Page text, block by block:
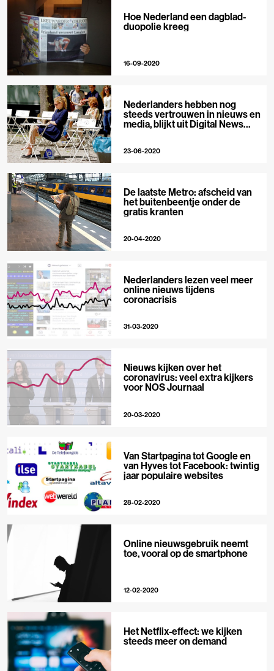
Hoe Nederland een dagblad-
duopolie kreeg
16-09-2020
Nederlanders hebben nog
steeds vertrouwen in nieuws en
media, blijkt uit Digital News
23-06-2020
De laatste Metro: afscheid van
het buitenbeentje onder de
gratis kranten
20-04-2020
Nederlanders lezen veel meer
online nieuws tijdens
coronacrisis
31-03-2020
Nieuws kijken over het
coronavirus: veel extra kijkers
voor NOS Journaal
20-03-2020
Van Startpagina tot Google en
van Hyves tot Facebook: twintig
jaar populaire websites
28-02-2020
Online nieuwsgebruik neemt
toe, vooral op de smartphone
12-02-2020
Het Netflix-effect: we kijken
steeds meer on demand